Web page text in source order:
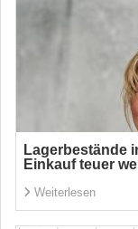
Lagerbestände
Einkauf teuer
Weiterlesen